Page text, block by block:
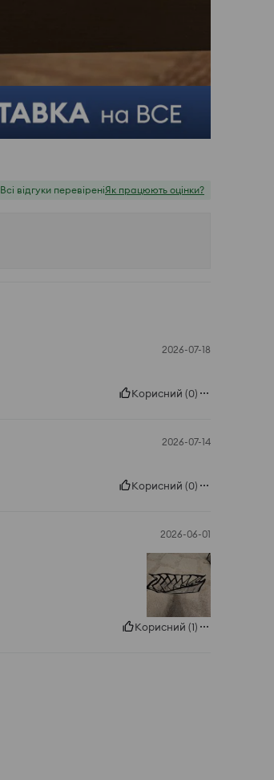
Всі відгуки перевіреніЯк працюють оцінки?
2026-07-18
Корисний (0)
2026-07-14
Корисний (0)
2026-06-01
Корисний (1)